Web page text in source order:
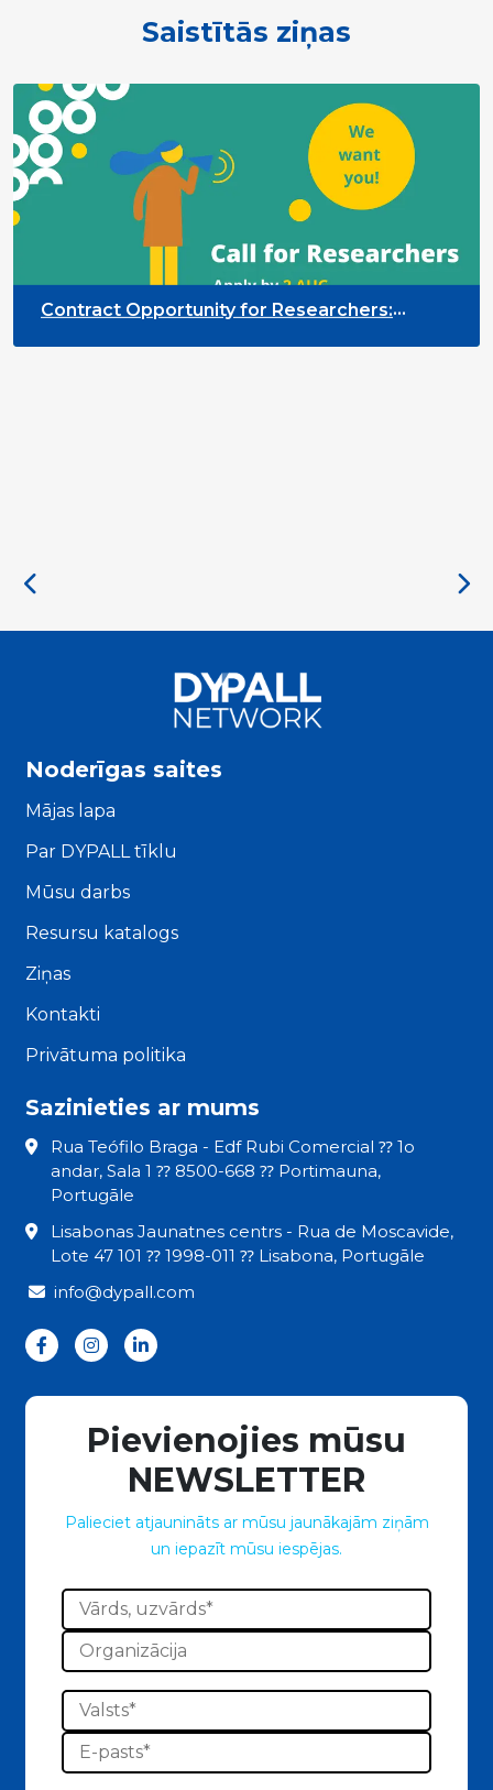
Saistītās ziņas
Contract Opportunity for Researchers:
Priority
Noderīgas saites
Mājas lapa
Par DYPALL tīklu
Mūsu darbs
Resursu katalogs
Ziņas
Kontakti
Privātuma politika
Sazinieties ar mums
Rua Teófilo Braga - Edf Rubi Comercial ⁇ 1o
andar, Sala 1 ⁇ 8500-668 ⁇ Portimauna,
Portugāle
Lisabonas Jaunatnes centrs - Rua de Moscavide,
Lote 47 101 ⁇ 1998-011 ⁇ Lisabona, Portugāle
info@dypall.com
Pievienojies mūsu
NEWSLETTER
Palieciet atjaunināts ar mūsu jaunākajām ziņām
un iepazīt mūsu iespējas.